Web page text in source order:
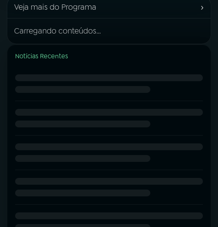
Veja mais do Programa ›
Carregando conteúdos...
Notícias Recentes